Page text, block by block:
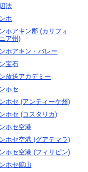
法
ホ
ホアキン郡 (カリフォ
ア州)
ホアキン・バレー
宝石
放送アカデミー
ホセ
ホセ (アンティーケ州)
ホセ (コスタリカ)
ホセ空港
ホセ空港 (グアテマラ)
ホセ空港 (フィリピン)
ホセ鉱山